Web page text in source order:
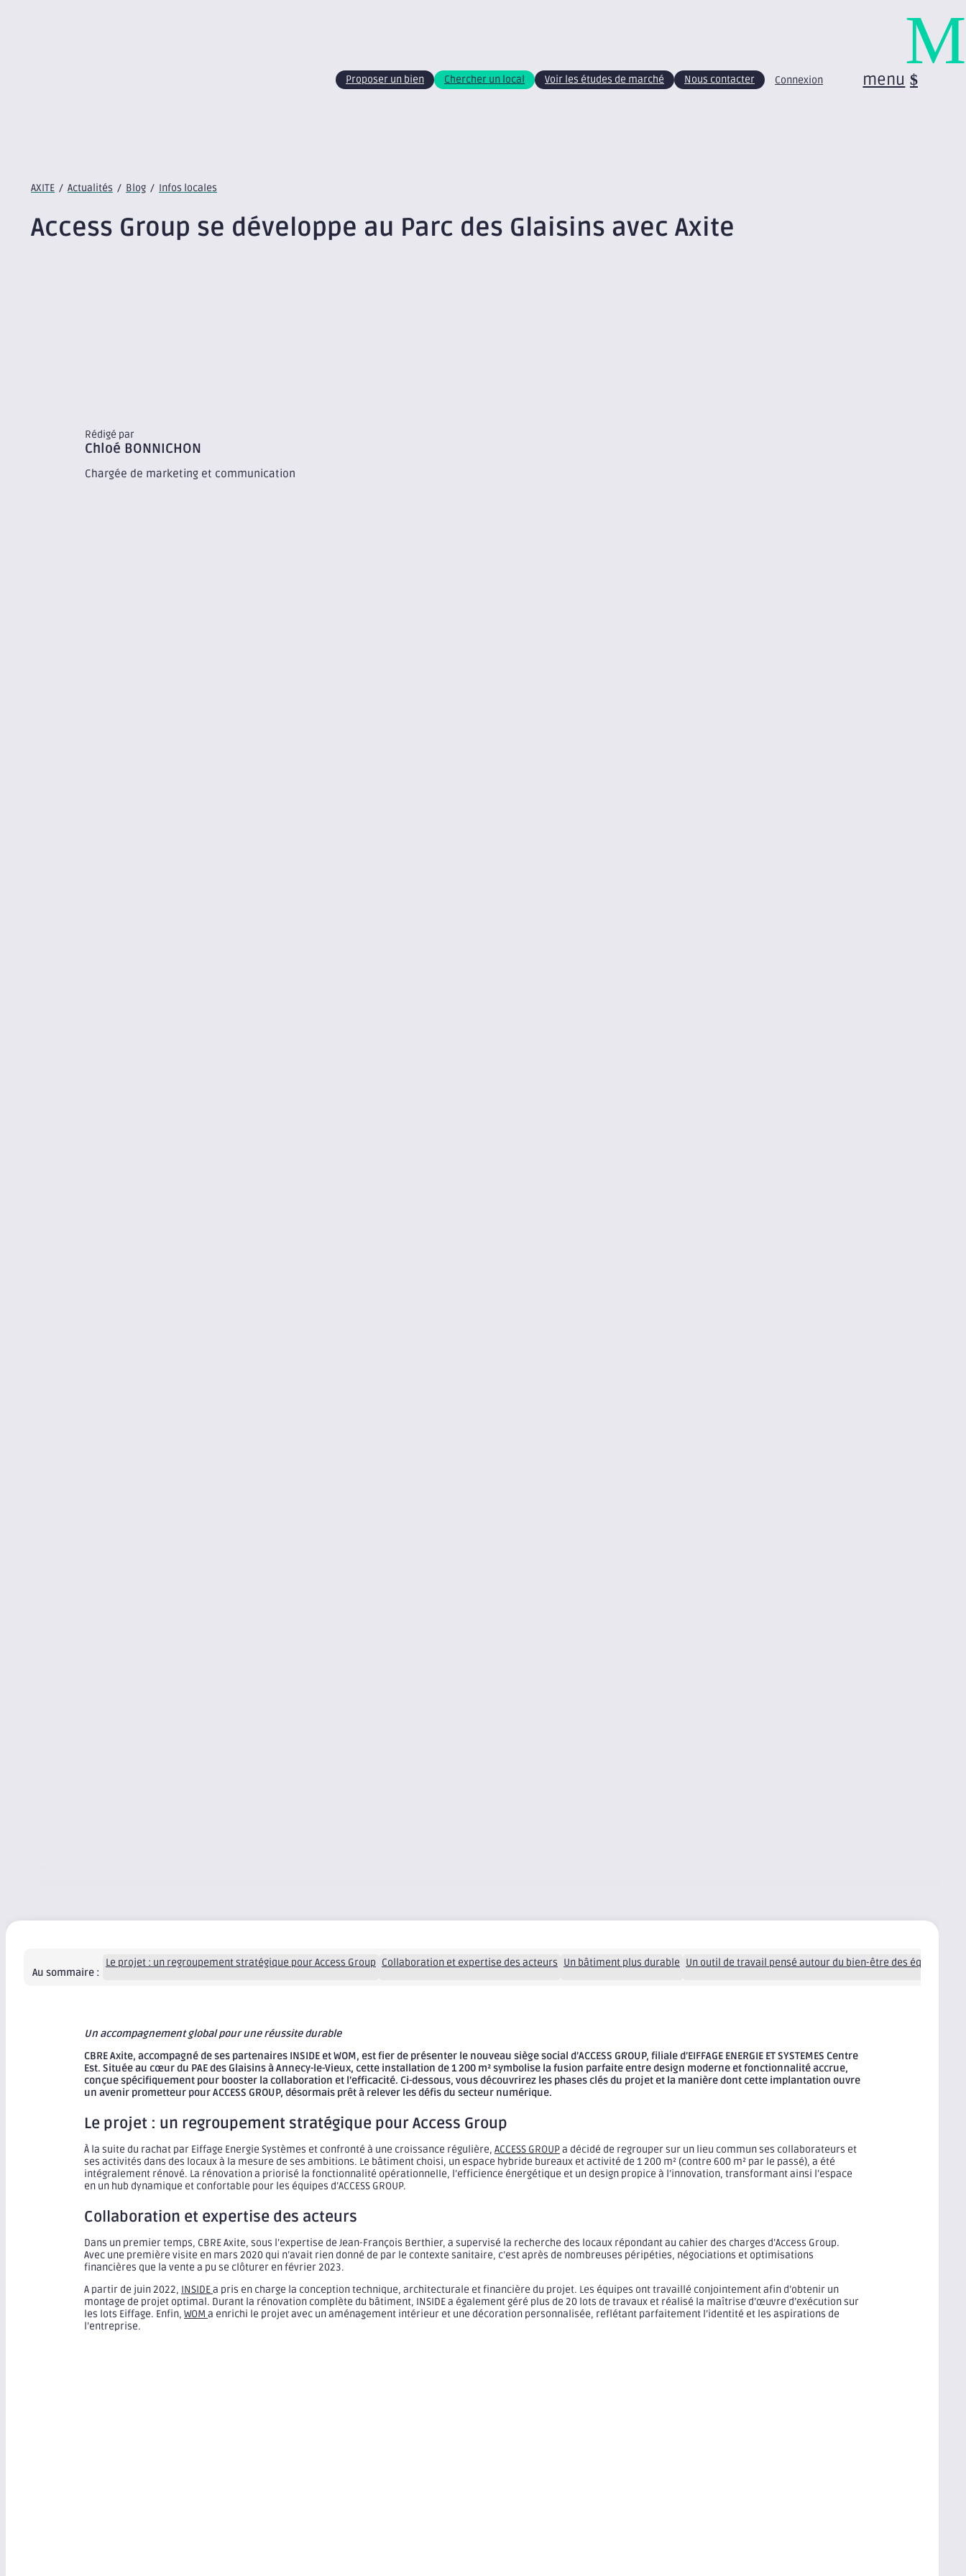
Proposer un bien Chercher un local Voir les études de marché Nous contacter Connexion menu
AXITE / Actualités / Blog / Infos locales
Access Group se développe au Parc des Glaisins avec Axite
Rédigé par
Chloé BONNICHON
Chargée de marketing et communication
Au sommaire :
Le projet : un regroupement stratégique pour Access Group Collaboration et expertise des acteurs Un bâtiment plus durable Un outil de travail pensé autour du bien-être des équipes
Un accompagnement global pour une réussite durable
CBRE Axite, accompagné de ses partenaires INSIDE et WOM, est fier de présenter le nouveau siège social d’ACCESS GROUP, filiale d’EIFFAGE ENERGIE ET SYSTEMES Centre
Est. Située au cœur du PAE des Glaisins à Annecy-le-Vieux, cette installation de 1 200 m² symbolise la fusion parfaite entre design moderne et fonctionnalité accrue,
conçue spécifiquement pour booster la collaboration et l’efficacité. Ci-dessous, vous découvrirez les phases clés du projet et la manière dont cette implantation ouvre
un avenir prometteur pour ACCESS GROUP, désormais prêt à relever les défis du secteur numérique.
Le projet : un regroupement stratégique pour Access Group
À la suite du rachat par Eiffage Energie Systèmes et confronté à une croissance régulière, ACCESS GROUPa décidé de regrouper sur un lieu commun ses collaborateurs et
ses activités dans des locaux à la mesure de ses ambitions. Le bâtiment choisi, un espace hybride bureaux et activité de 1 200 m² (contre 600 m² par le passé), a été
intégralement rénové. La rénovation a priorisé la fonctionnalité opérationnelle, l’efficience énergétique et un design propice à l’innovation, transformant ainsi l’espace
en un hub dynamique et confortable pour les équipes d’ACCESS GROUP.
Collaboration et expertise des acteurs
Dans un premier temps, CBRE Axite, sous l’expertise de Jean-François Berthier, a supervisé la recherche des locaux répondant au cahier des charges d’Access Group.
Avec une première visite en mars 2020 qui n’avait rien donné de par le contexte sanitaire, c’est après de nombreuses péripéties, négociations et optimisations
financières que la vente a pu se clôturer en février 2023.
A partir de juin 2022, INSIDEa pris en charge la conception technique, architecturale et financière du projet. Les équipes ont travaillé conjointement afin d’obtenir un
montage de projet optimal. Durant la rénovation complète du bâtiment, INSIDE a également géré plus de 20 lots de travaux et réalisé la maîtrise d’œuvre d’exécution sur
les lots Eiffage. Enfin, WOM a enrichi le projet avec un aménagement intérieur et une décoration personnalisée, reflétant parfaitement l’identité et les aspirations de
l’entreprise.
M